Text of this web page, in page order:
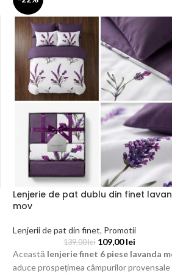
Lenjerie de pat dublu din finet
mov
Lenjerii de pat din finet, Promotii
139,00lei 109,00lei
Această lenjerie finet 6 piese lavanda
aduce prospețimea câmpurilor provensale